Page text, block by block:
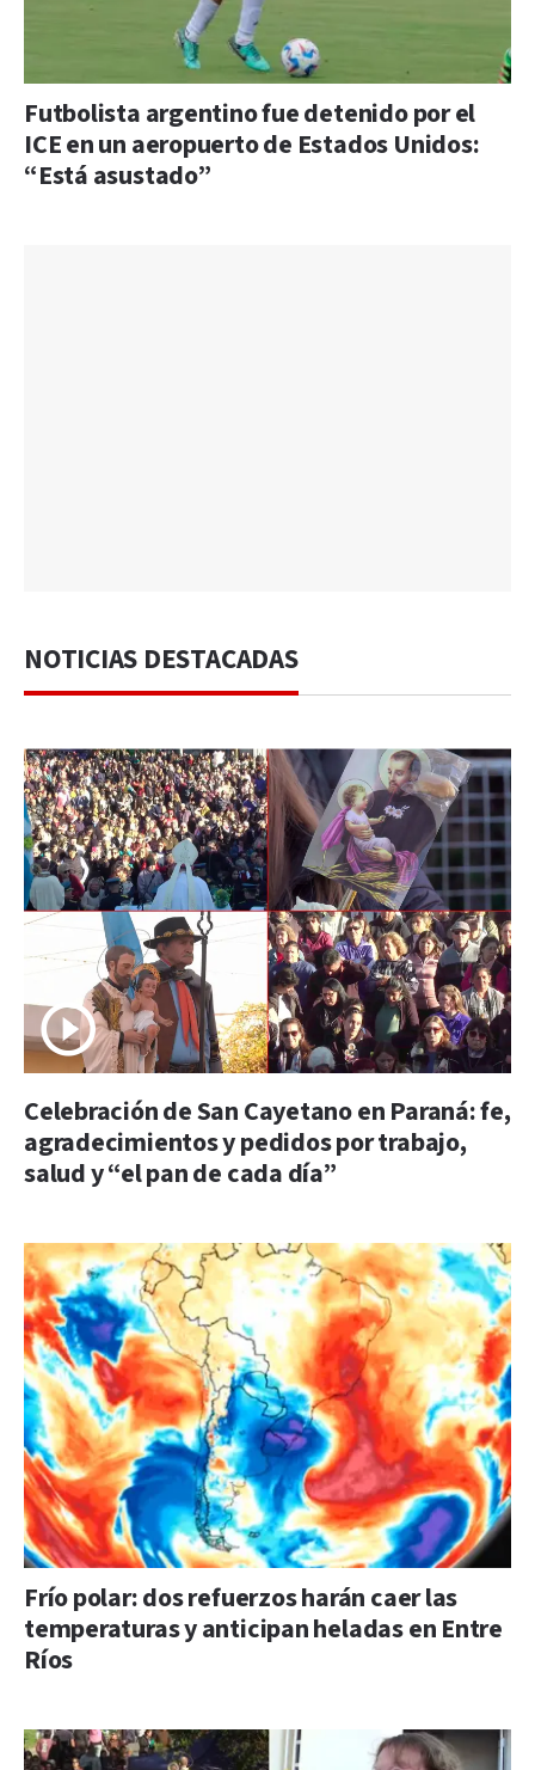
Futbolista argentino fue detenido por el
ICE en un aeropuerto de Estados Unidos:
“Está asustado”
NOTICIAS DESTACADAS
Celebración de San Cayetano en Paraná: fe,
agradecimientos y pedidos por trabajo,
salud y “el pan de cada día”
Frío polar: dos refuerzos harán caer las
temperaturas y anticipan heladas en Entre
Ríos